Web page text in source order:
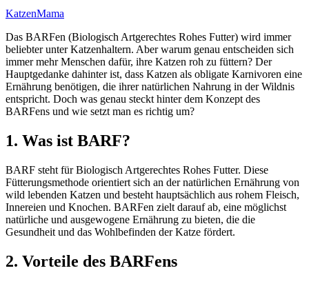
KatzenMama
Das BARFen (Biologisch Artgerechtes Rohes Futter) wird immer
beliebter unter Katzenhaltern. Aber warum genau entscheiden sich
immer mehr Menschen dafür, ihre Katzen roh zu füttern? Der
Hauptgedanke dahinter ist, dass Katzen als obligate Karnivoren eine
Ernährung benötigen, die ihrer natürlichen Nahrung in der Wildnis
entspricht. Doch was genau steckt hinter dem Konzept des
BARFens und wie setzt man es richtig um?
1. Was ist BARF?
BARF steht für Biologisch Artgerechtes Rohes Futter. Diese
Fütterungsmethode orientiert sich an der natürlichen Ernährung von
wild lebenden Katzen und besteht hauptsächlich aus rohem Fleisch,
Innereien und Knochen. BARFen zielt darauf ab, eine möglichst
natürliche und ausgewogene Ernährung zu bieten, die die
Gesundheit und das Wohlbefinden der Katze fördert.
2. Vorteile des BARFens